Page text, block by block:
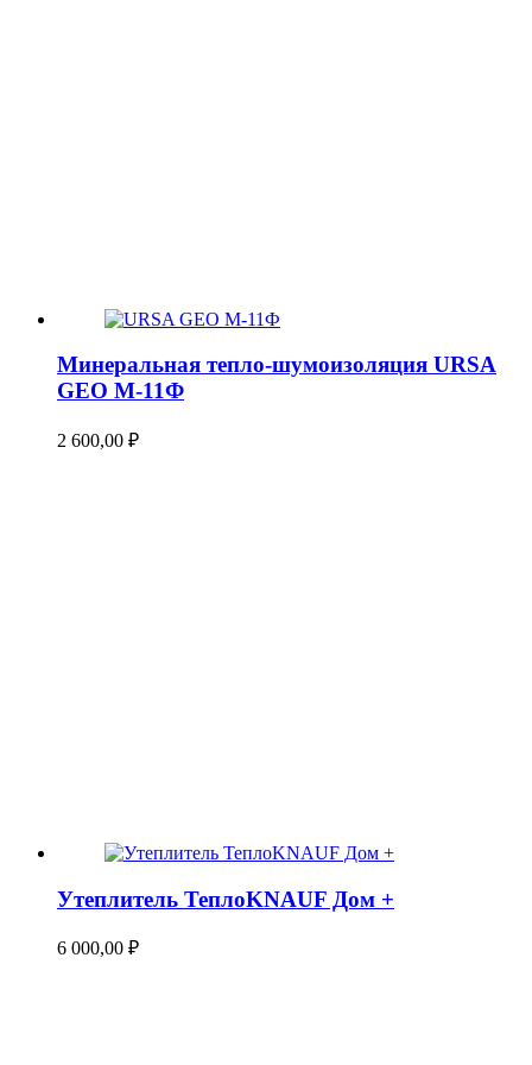
Минеральная тепло-шумоизоляция URSA
GEO М-11Ф
2 600,00 ₽
Утеплитель ТеплоKNAUF Дом +
6 000,00 ₽